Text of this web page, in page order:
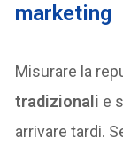
marketing
Misurare la
tradizionali e
arrivare tardi.